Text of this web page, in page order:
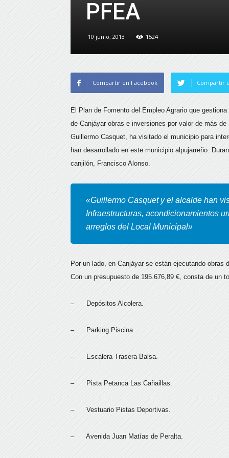
PFEA
10 junio, 2013 1524
Compartir en Facebook Compartir
El Plan de Fomento del Empleo Agrario que
de Canjáyar obras e inversiones por valor de más de
Guillermo Casquet, ha visitado el municipio para
han desarrollado en este municipio alpujarreño.
canjilón, Francisco Alonso.
«Guillermo Casquet y el alcalde han
Infraestructuras, acondicionamientos
arreglos del Local Municipal»
Por un lado, en Canjáyar se están ejecutando obras
Con un presupuesto de 195.676,89 €, consta de un
– Depósitos Alcolera.
– Parking Piscina.
– Escalera Trasera Balsa.
– Pista Petanca Las Cañaillas.
– Vestuario Pistas Deportivas.
– Avenida Juan Matías de Peralta.